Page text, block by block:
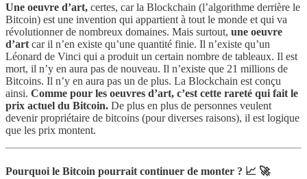
Une oeuvre d’art, certes, car la Blockchain (l’algorithme derrière le
Bitcoin) est une invention qui appartient à tout le monde et qui va
révolutionner de nombreux domaines. Mais surtout, une oeuvre
d’art car il n’en existe qu’une quantité finie. Il n’existe qu’un
Léonard de Vinci qui a produit un certain nombre de tableaux. Il est
mort, il n’y en aura pas de nouveau. Il n’existe que 21 millions de
Bitcoins. Il n’y en aura pas un de plus. La Blockchain est conçu
ainsi. Comme pour les oeuvres d’art, c’est cette rareté qui fait le
prix actuel du Bitcoin. De plus en plus de personnes veulent
devenir propriétaire de bitcoins (pour diverses raisons), il est logique
que les prix montent.
Pourquoi le Bitcoin pourrait continuer de monter ? 📈 🚀